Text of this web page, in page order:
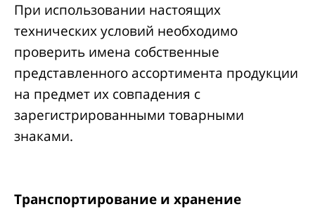
При использовании настоящих
технических условий необходимо
проверить имена собственные
представленного ассортимента продукции
на предмет их совпадения с
зарегистрированными товарными
знаками.
Транспортирование и хранение